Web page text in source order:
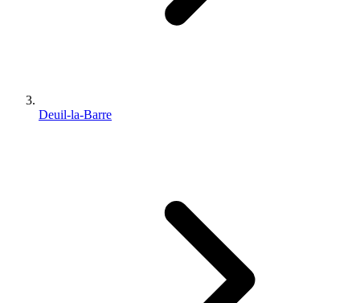
Deuil-la-Barre